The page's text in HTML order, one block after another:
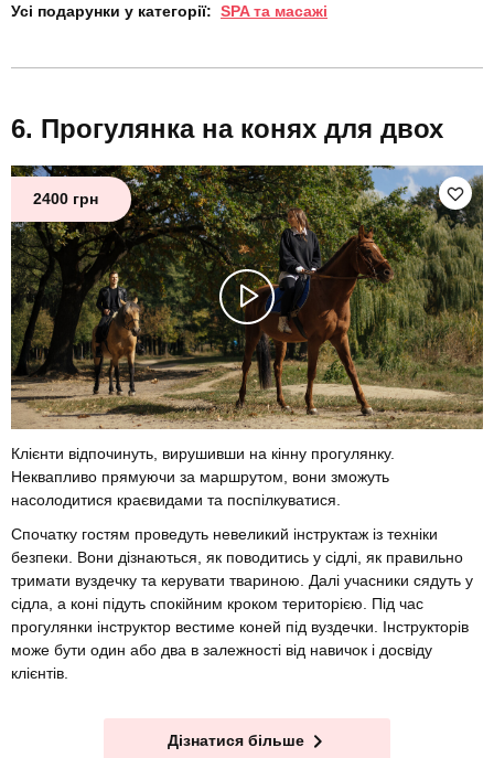
Усі подарунки у категорії: SPA та масажі
Прогулянка на конях для двох
2400 грн
Клієнти відпочинуть, вирушивши на кінну прогулянку.
Неквапливо прямуючи за маршрутом, вони зможуть
насолодитися краєвидами та поспілкуватися.
Спочатку гостям проведуть невеликий інструктаж із техніки
безпеки. Вони дізнаються, як поводитись у сідлі, як правильно
тримати вуздечку та керувати твариною. Далі учасники сядуть у
сідла, а коні підуть спокійним кроком територією. Під час
прогулянки інструктор вестиме коней під вуздечки. Інструкторів
може бути один або два в залежності від навичок і досвіду
клієнтів.
Дізнатися більше